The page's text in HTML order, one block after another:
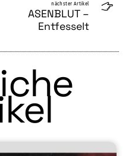
nächster Artikel
ASENBLUT –
Entfesselt